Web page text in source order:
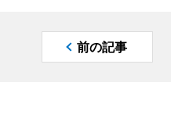
前の記事